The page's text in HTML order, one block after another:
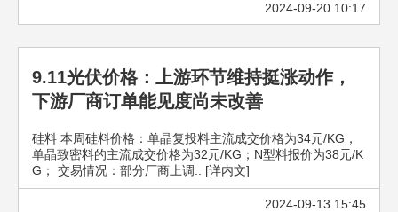
2024-09-20 10:17
9.11光伏价格：上游环节维持挺涨动作，
下游厂商订单能见度尚未改善
硅料 本周硅料价格：单晶复投料主流成交价格为34元/KG，
单晶致密料的主流成交价格为32元/KG；N型料报价为38元/K
G； 交易情况：部分厂商上调.. [详内文]
2024-09-13 15:45